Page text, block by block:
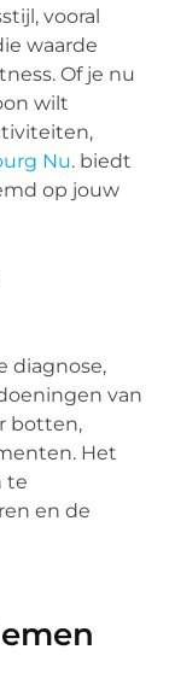
vooral
waarde
Of je nu
wilt
Nu. biedt
op jouw
diagnose,
van
botten,
Het
te
en de